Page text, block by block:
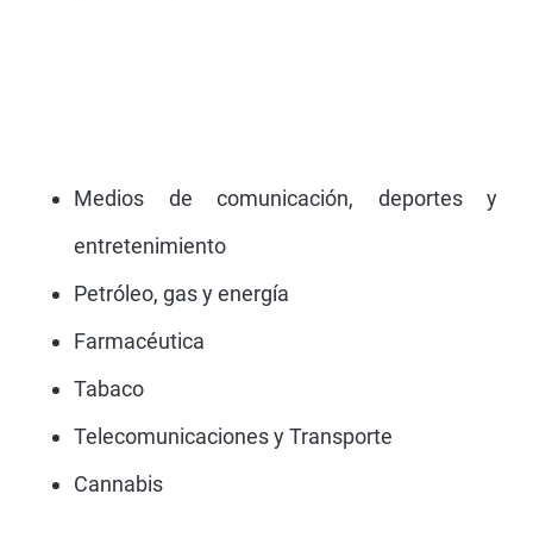
Medios de comunicación, deportes y
entretenimiento
Petróleo, gas y energía
Farmacéutica
Tabaco
Telecomunicaciones y Transporte
Cannabis